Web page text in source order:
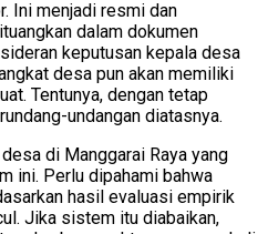
Ini menjadi resmi dan
dalam dokumen
keputusan kepala desa
desa pun akan memiliki
Tentunya, dengan tetap
undangan diatasnya.
di Manggarai Raya yang
ini. Perlu dipahami bahwa
hasil evaluasi empirik
Jika sistem itu diabaikan,